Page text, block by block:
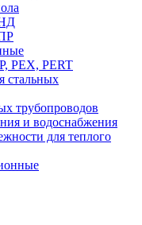
PEX, PERT
стальных
трубопроводов
и водоснабжения
для теплого